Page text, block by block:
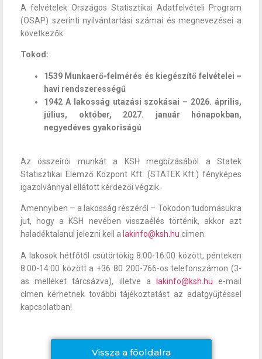
A felvételek Országos Statisztikai Adatfelvételi Program
(OSAP) szerinti nyilvántartási számai és megnevezései a
következők:
Tokod:
1539 Munkaerő-felmérés és kiegészítő felvételei –
havi rendszerességű
1942 A lakosság utazási szokásai – 2026. április,
július, október, 2027. január hónapokban,
negyedéves gyakoriságú
Az összeírói munkát a KSH megbízásából a Statek
Statisztikai Elemző Központ Kft. (STATEK Kft.) fényképes
igazolvánnyal ellátott kérdezői végzik.
Amennyiben – a lakosság részéről – Tokodon tudomásukra
jut, hogy a KSH nevében visszaélés történik, akkor azt
haladéktalanul jelezni kell a lakinfo@ksh.hu címen.
A lakosok hétfőtől csütörtökig 8:00-16:00 között, pénteken
8:00-14:00 között a +36 80 200-766-os telefonszámon (3-
as melléket tárcsázva), illetve a
lakinfo@ksh.hu e-mail
címen kérhetnek további tájékoztatást az adatgyűjtéssel
kapcsolatban!
Vissza a főoldalra